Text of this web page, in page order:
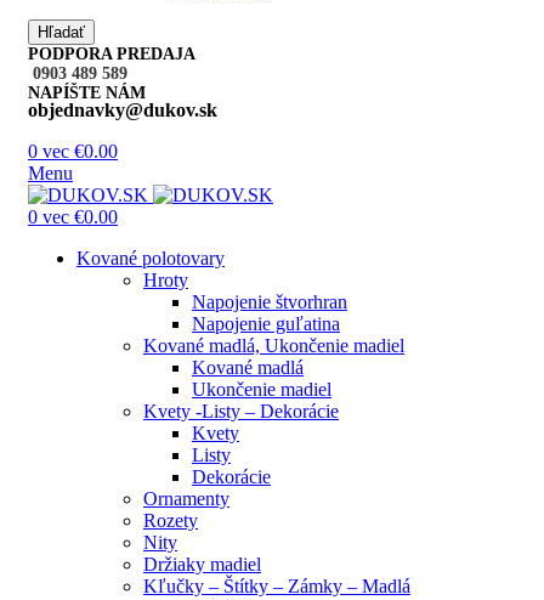
Hľadať
PODPORA PREDAJA
0903 489 589
NAPÍŠTE NÁM
objednavky@dukov.sk
0 vec €0.00
Menu
0 vec €0.00
Kované polotovary
Hroty
Napojenie štvorhran
Napojenie guľatina
Kované madlá, Ukončenie madiel
Kované madlá
Ukončenie madiel
Kvety -Listy – Dekorácie
Kvety
Listy
Dekorácie
Ornamenty
Rozety
Nity
Držiaky madiel
Kľučky – Štítky – Zámky – Madlá